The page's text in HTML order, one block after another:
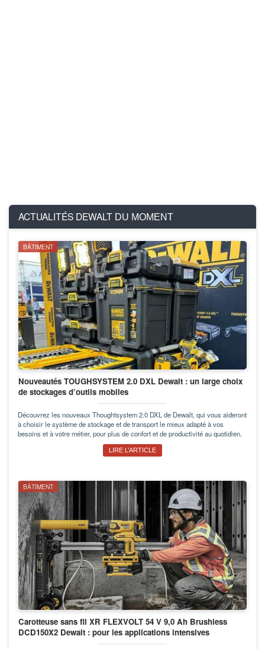
ACTUALITÉS DEWALT DU MOMENT
BÂTIMENT
Nouveautés TOUGHSYSTEM 2.0 DXL Dewalt : un large choix
de stockages d’outils mobiles
Découvrez les nouveaux Thoughtsystem 2.0 DXL de Dewalt, qui vous aideront
à choisir le système de stockage et de transport le mieux adapté à vos
besoins et à votre métier, pour plus de confort et de productivité au quotidien.
LIRE L’ARTICLE
BÂTIMENT
Carotteuse sans fil XR FLEXVOLT 54 V 9,0 Ah Brushless
DCD150X2 Dewalt : pour les applications intensives